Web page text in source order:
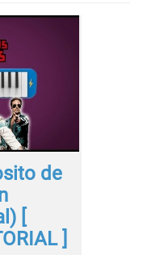
de
[
]